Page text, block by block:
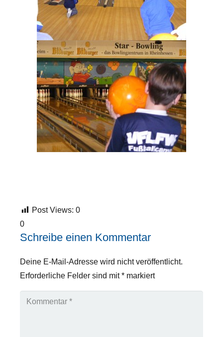
Post Views: 0
0
Schreibe einen Kommentar
Deine E-Mail-Adresse wird nicht veröffentlicht.
Erforderliche Felder sind mit* markiert